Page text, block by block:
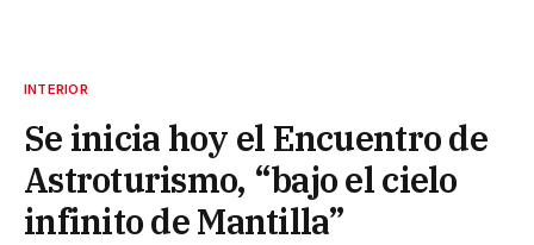
INTERIOR
Se inicia hoy el Encuentro de
Astroturismo, “bajo el cielo
infinito de Mantilla”